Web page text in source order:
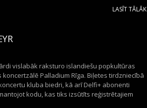
LASĪT TĀLĀK
vislabāk raksturo islandiešu popkultūras
Palladium Rīga. Biļetes tirdzniecībā
kluba biedri, kā arī Delfi+ abonenti
kodu, kas tiks izsūtīts reģistrētajiem